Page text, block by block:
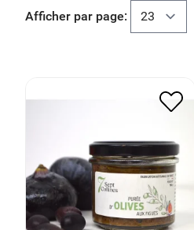
Afficher par page: